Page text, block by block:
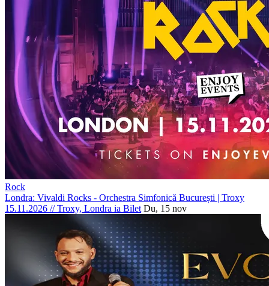
Rock
Londra: Vivaldi Rocks - Orchestra Simfonică București | Troxy
15.11.2026 //Troxy, Londra ia Bilet Du, 15 nov